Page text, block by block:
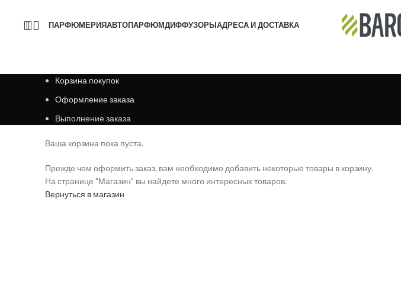
ПАРФЮМЕРИЯАВТОПАРФЮМДИФФУЗОРЫАДРЕСА И ДОСТАВКА
Корзина покупок
Оформление заказа
Выполнение заказа
Ваша корзина пока пуста.
Прежде чем оформить заказ, вам необходимо добавить некоторые товары в корзину.
На странице "Магазин" вы найдете много интересных товаров.
Вернуться в магазин